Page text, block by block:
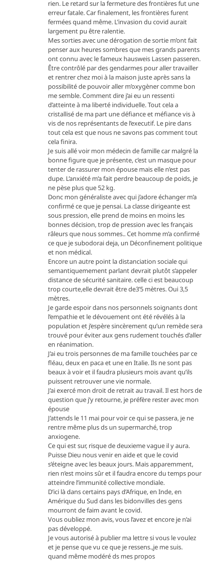
rien. Le retard sur la fermeture des frontières fut une
erreur fatale. Car finalement, les frontières furent
fermées quand même. L’invasion du covid aurait
largement pu être ralentie.
Mes sorties avec une dérogation de sortie m’ont fait
penser aux heures sombres que mes grands parents
ont connu avec le fameux hausweis Lassen passeren.
Être contrôlé par des gendarmes pour aller travailler
et rentrer chez moi à la maison juste après sans la
possibilité de pouvoir aller m’oxygèner comme bon
me semble. Comment dire j’ai eu un ressenti
d’atteinte à ma liberté individuelle. Tout cela a
cristallisé de ma part une défiance et méfiance vis à
vis de nos représentants de l’executif. Le pire dans
tout cela est que nous ne savons pas comment tout
cela finira.
Je suis allé voir mon médecin de famille car malgré la
bonne figure que je présente, c’est un masque pour
tenter de rassurer mon épouse mais elle n’est pas
dupe. L’anxiété m’a fait perdre beaucoup de poids, je
ne pèse plus que 52 kg.
Donc mon généraliste avec qui j’adore échanger m’a
confirmé ce que je pensai. La classe dirigeante est
sous pression, elle prend de moins en moins les
bonnes décision, trop de pression avec les français
râleurs que nous sommes.. Cet homme m’a confirmé
ce que je subodorai deja, un Déconfinement politique
et non médical.
Encore un autre point la distanciation sociale qui
semantiquemement parlant devrait plutôt s’appeler
distance de sécurité sanitaire. celle ci est beaucoup
trop courte,elle devrait être de3’5 mètres. Oui 3,5
mètres.
Je garde espoir dans nos personnels soignants dont
l’empathie et le dévouement ont été révélés à la
population et j’espère sincèrement qu’un remède sera
trouvé pour éviter aux gens rudement touchés d’aller
en réanimation.
J’ai eu trois personnes de ma famille touchées par ce
fléau, deux en paca et une en Italie. Ils ne sont pas
beaux à voir et il faudra plusieurs mois avant qu’ils
puissent retrouver une vie normale.
J’ai exercé mon droit de retrait au travail. Il est hors de
question que j’y retourne, je préfère rester avec mon
épouse
J’attends le 11 mai pour voir ce qui se passera, je ne
rentre même plus ds un supermarché, trop
anxiogene.
Ce qui est sur, risque de deuxieme vague il y aura.
Puisse Dieu nous venir en aide et que le covid
s’éteigne avec les beaux jours. Mais apparemment,
rien n’est moins sûr et il faudra encore du temps pour
atteindre l’immunité collective mondiale.
D’ici là dans certains pays d’Afrique, en Inde, en
Amérique du Sud dans les bidonvilles des gens
mourront de faim avant le covid.
Vous oubliez mon avis, vous l’avez et encore je n’ai
pas développé.
Je vous autorisé à publier ma lettre si vous le voulez
et je pense que vu ce que je ressens.,je me suis.
quand même modéré ds mes propos